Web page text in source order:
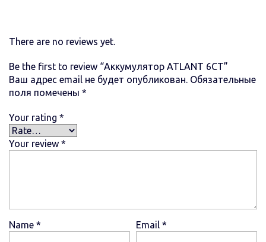
There are no reviews yet.
Be the first to review “Аккумулятор ATLANT 6СТ”
Ваш адрес email не будет опубликован. Обязательные
поля помечены *
Your rating *
Your review *
Name * Email *